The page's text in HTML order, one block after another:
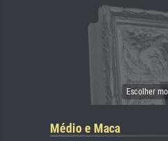
Médio e Maca